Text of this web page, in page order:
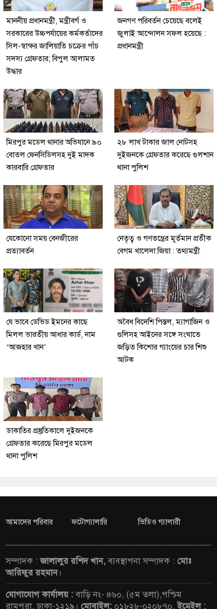
মাননীয় প্রধানমন্ত্রী, মন্ত্রীবর্গ ও
সরকারের উচ্চপর্যায়ের কর্মকর্তাদের
সিল-স্বাক্ষর জালিয়াতি চক্রের পাঁচ
সদস্য গ্রেফতার; বিপুল আলামত
উদ্ধার
জনগণ পরিবর্তন চেয়েছে বলেই
জুলাই আন্দোলন সফল হয়েছে :
প্রধানমন্ত্রী
মিরপুর মডেল থানার অভিযানে ৯০
বোতল ফেনসিডিলসহ দুই মাদক
কারবারি গ্রেফতার
২৮ লাখ টাকার জাল নোটসহ
দুইজনকে গ্রেফতার করেছে গুলশান
থানা পুলিশ
যেকোনো সময় বেনজীরের
প্রত্যাবর্তন
নেতৃত্ব ও গণতন্ত্রের মূর্তমান প্রতীক
বেগম খালেদা জিয়া : তথ্যমন্ত্রী
যে ভাবে ডেভিড ইমনের কাছে
মিলল ভারতীয় আধার কার্ড, নাম
‘আজহার খান’
অবৈধ বিদেশি পিস্তল, ম্যাগাজিন ও
গুলিসহ আইনের সঙ্গে সংঘাতে
জড়িত কিশোর গ্যাংয়ের চার শিশু
আটক
ডাকাতির প্রস্তুতিকালে দুইজনকে
গ্রেফতার করেছে মিরপুর মডেল
থানা পুলিশ
আমাদের পরিবার ফটোগ্যালারি ভিডিও গ্যালারী
সম্পাদক :জালালুর রশিদ খান,ব্যবস্থাপনা সম্পাদক : মোঃ
আরিফুর রহমান।
যোগাযোগ কার্যালয় :বাড়ি নং- ৪৬০, (৫ম তলা),পশ্চিম
রামপুরা, ঢাকা-১২১৯। মোবাইল: ০১৮২৮-০২০৮৭০,ইমেইল :